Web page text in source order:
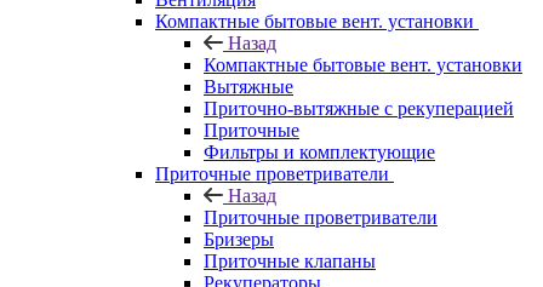
Компактные бытовые вент. установки
Назад
Компактные бытовые вент. установки
Вытяжные
Приточно-вытяжные с рекуперацией
Приточные
Фильтры и комплектующие
Приточные проветриватели
Назад
Приточные проветриватели
Бризеры
Приточные клапаны
Рекуператоры